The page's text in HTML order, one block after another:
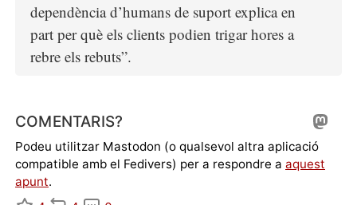
dependència d’humans de suport explica en
part per què els clients podien trigar hores a
rebre els rebuts”.
COMENTARIS?
Podeu utilitzar Mastodon (o qualsevol altra aplicació
compatible amb el Fedivers) per a respondre a aquest
apunt.